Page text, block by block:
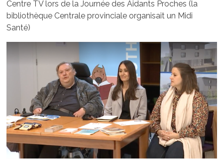
a
g
e
r
g
e
a
g
e
a
g
e
Centre TV lors de la Journée des Aidants Proches (la
bibliothèque Centrale provinciale organisait un Midi
Santé)